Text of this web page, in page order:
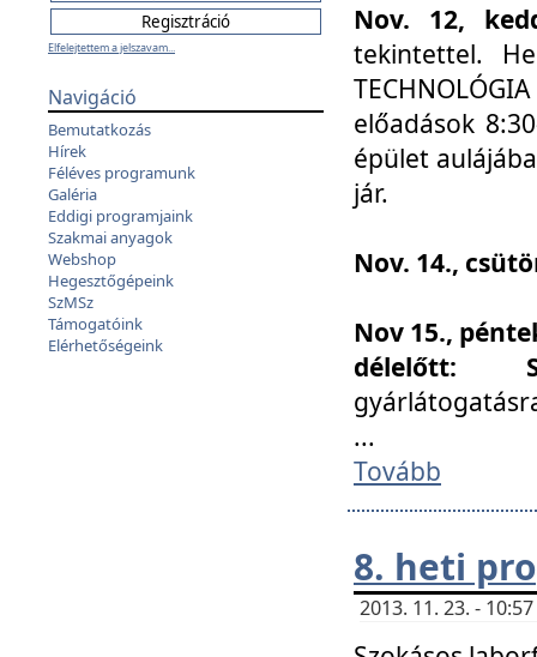
Elfelejtettem a jelszavam...
Navigáció
Bemutatkozás
Hírek
Féléves programunk
Galéria
Eddigi programjaink
Szakmai anyagok
Webshop
Hegesztőgépeink
SzMSz
Támogatóink
Elérhetőségeink
Nov. 12,
tekintettel.
előadások
épület
jár.
Nov. 14.,
Nov 15.,
délelőtt:
...
Tovább
8. heti
2013. 11. 23. -